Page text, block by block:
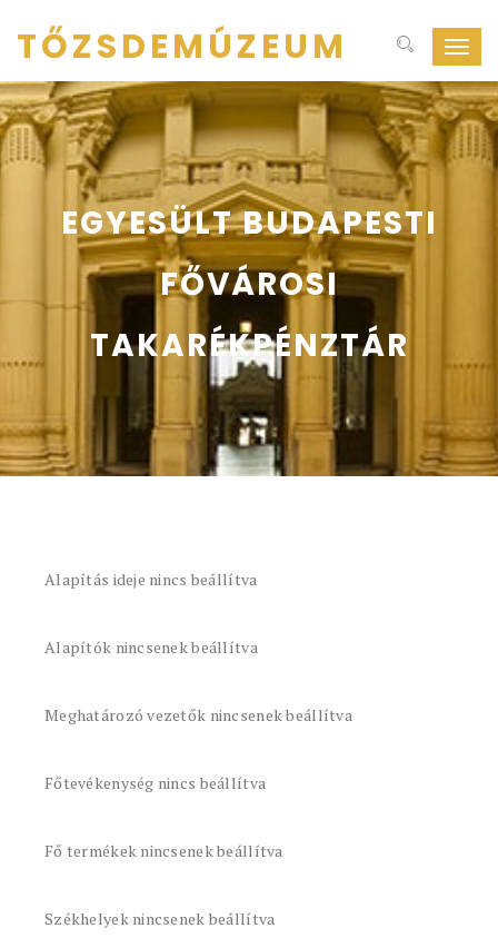
ki-
be
TŐZSDEMÚZEUM
EGYESÜLT BUDAPESTI
FŐVÁROSI
TAKARÉKPÉNZTÁR
Alapítás ideje nincs beállítva
Alapítók nincsenek beállítva
Meghatározó vezetők nincsenek beállítva
Főtevékenység nincs beállítva
Fő termékek nincsenek beállítva
Székhelyek nincsenek beállítva